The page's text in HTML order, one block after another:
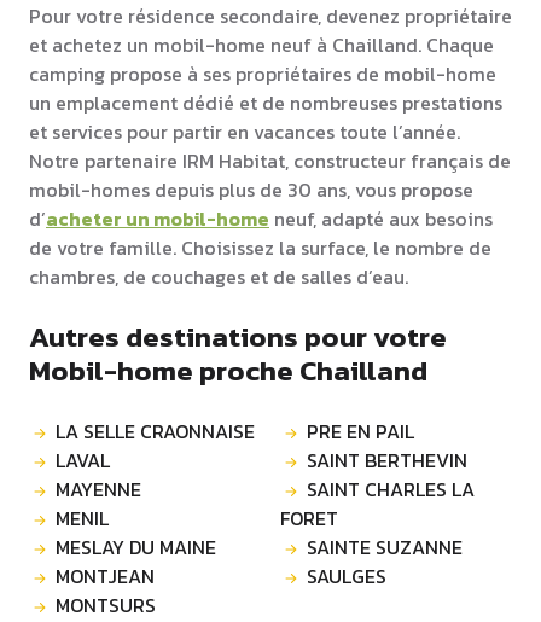
Pour votre résidence secondaire, devenez propriétaire
et achetez un mobil-home neuf à Chailland. Chaque
camping propose à ses propriétaires de mobil-home
un emplacement dédié et de nombreuses prestations
et services pour partir en vacances toute l’année.
Notre partenaire IRM Habitat, constructeur français de
mobil-homes depuis plus de 30 ans, vous propose
d’acheter un mobil-home neuf, adapté aux besoins
de votre famille. Choisissez la surface, le nombre de
chambres, de couchages et de salles d’eau.
Autres destinations pour votre
Mobil-home proche Chailland
LA SELLE CRAONNAISE
LAVAL
MAYENNE
MENIL
MESLAY DU MAINE
MONTJEAN
MONTSURS
PRE EN PAIL
SAINT BERTHEVIN
SAINT CHARLES LA
FORET
SAINTE SUZANNE
SAULGES